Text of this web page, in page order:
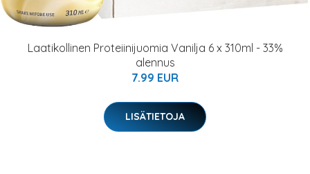
Laatikollinen Proteiinijuomia Vanilja 6 x 310ml - 33%
alennus
7.99 EUR
LISÄTIETOJA